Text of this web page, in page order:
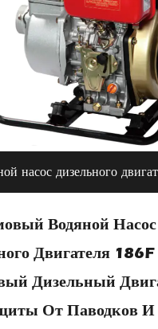
насос дизельного
Водяной
Двигателя
Дизельный
От Паводков И